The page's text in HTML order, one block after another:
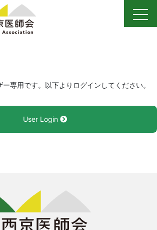
専用です。以下よりログインしてください。
User Login